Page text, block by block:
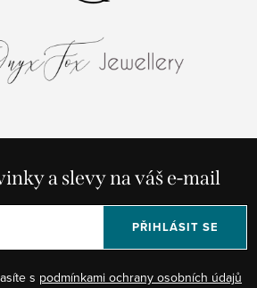
a slevy na váš e-mail
s podmínkami ochrany osobních údajů
PŘIHLÁSIT SE